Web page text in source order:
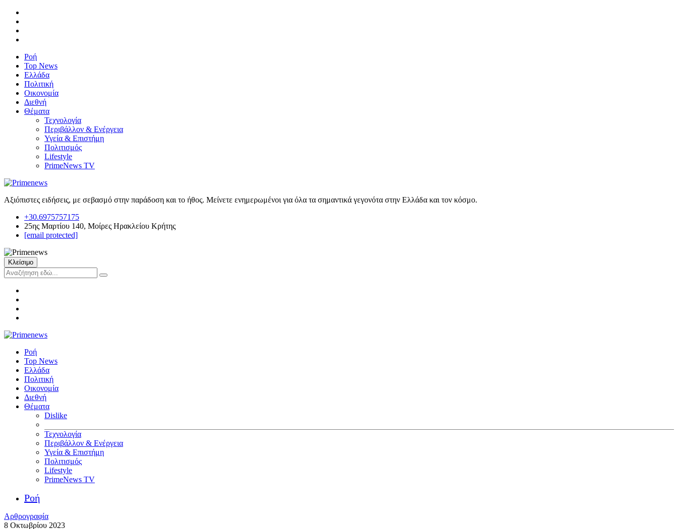
Ροή
Top News
Ελλάδα
Πολιτική
Οικονομία
Διεθνή
Θέματα
Τεχνολογία
Περιβάλλον & Ενέργεια
Υγεία & Επιστήμη
Πολιτισμός
Lifestyle
PrimeNews TV
Αξιόπιστες ειδήσεις, με σεβασμό στην παράδοση και το ήθος. Μείνετε ενημερωμένοι για όλα τα σημαντικά γεγονότα στην Ελλάδα και τον κόσμο.
+30.6975757175
25ης Μαρτίου 140, Μοίρες Ηρακλείου Κρήτης
[email protected]
Κλείσιμο
Ροή
Top News
Ελλάδα
Πολιτική
Οικονομία
Διεθνή
Θέματα
Dislike
Τεχνολογία
Περιβάλλον & Ενέργεια
Υγεία & Επιστήμη
Πολιτισμός
Lifestyle
PrimeNews TV
Ροή
Αρθρογραφία
8 Οκτωβρίου 2023